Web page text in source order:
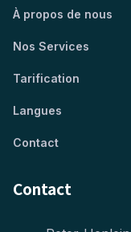
À propos de nous
Nos Services
Tarification
Langues
Contact
Contact